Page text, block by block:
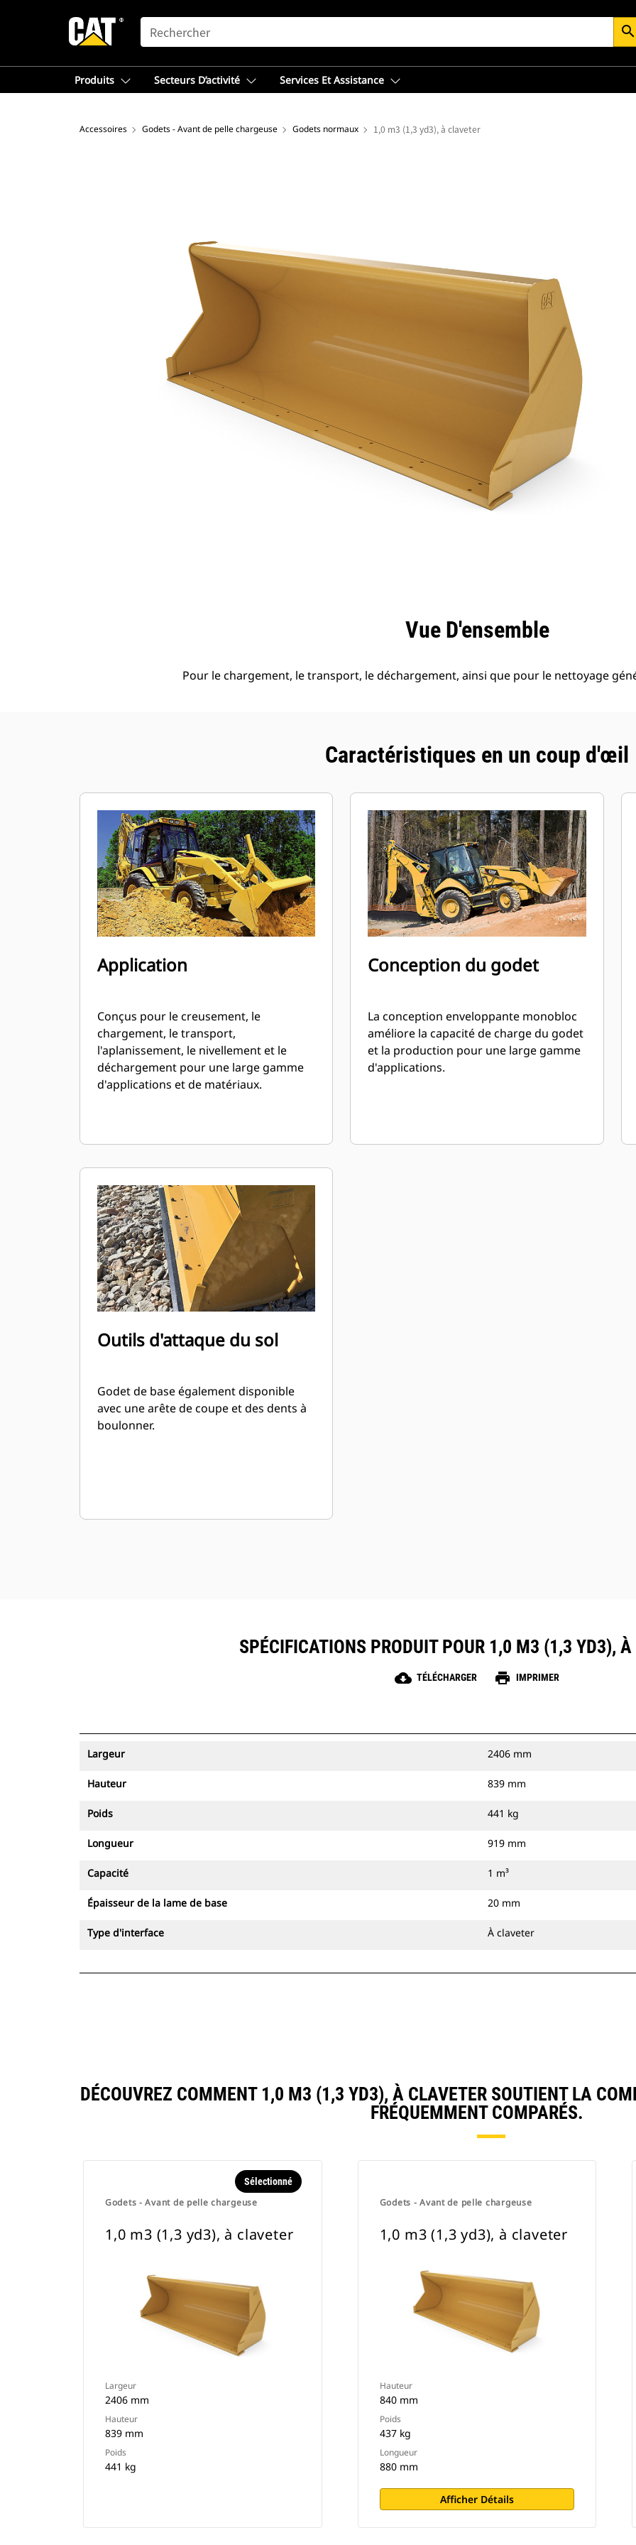
SEARCH search
Produits Secteurs D’activité Services Et Assistance
Accessoires Godets - Avant de pelle chargeuse Godets normaux 1,0 m3 (1,3 yd3), à claveter
Vue D'ensemble
Pour le chargement, le transport, le déchargement, ainsi que pour le nettoyage
Caractéristiques en un coup d'œil
Application
Conçus pour le creusement, le
chargement, le transport,
l'aplanissement, le nivellement et le
déchargement pour une large gamme
d'applications et de matériaux.
Conception du godet
La conception enveloppante monobloc
améliore la capacité de charge du godet
et la production pour une large gamme
d'applications.
Outils d'attaque du sol
Godet de base également disponible
avec une arête de coupe et des dents à
boulonner.
SPÉCIFICATIONS PRODUIT POUR 1,0 M3 (1,3 YD3), À
cloud_download TÉLÉCHARGER print IMPRIMER
Largeur 2406 mm
Hauteur 839 mm
Poids 441 kg
Longueur 919 mm
Capacité 1 m³
Épaisseur de la lame de base 20 mm
Type d'interface À claveter
DÉCOUVREZ COMMENT 1,0 M3 (1,3 YD3), À CLAVETER SOUTIENT LA
FRÉQUEMMENT COMPARÉS.
Godets - Avant de pelle chargeuse
Sélectionné
1,0 m3 (1,3 yd3), à claveter
Largeur
2406 mm
Hauteur
839 mm
Poids
441 kg
Godets - Avant de pelle chargeuse
1,0 m3 (1,3 yd3), à claveter
Hauteur
840 mm
Poids
437 kg
Longueur
880 mm
Afficher Détails